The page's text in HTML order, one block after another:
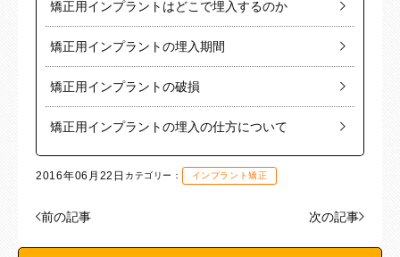
矯正用インプラントはどこで埋入するのか
矯正用インプラントの埋入期間
矯正用インプラントの破損
矯正用インプラントの埋入の仕方について
2016年06月22日 カテゴリー： インプラント矯正
前の記事 次の記事